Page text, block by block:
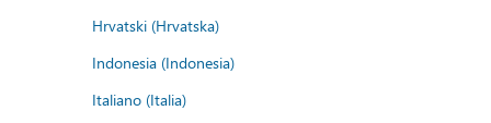
Hrvatski (Hrvatska)
Indonesia (Indonesia)
Italiano (Italia)